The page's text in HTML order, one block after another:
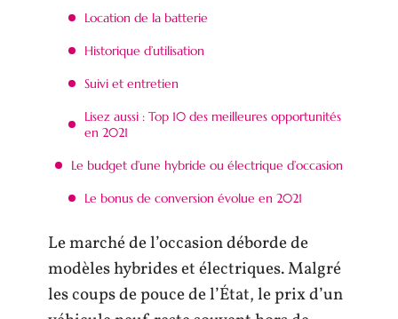
Location de la batterie
Historique d’utilisation
Suivi et entretien
Lisez aussi : Top 10 des meilleures opportunités
en 2021
Le budget d’une hybride ou électrique d’occasion
Le bonus de conversion évolue en 2021
Le marché de l’occasion déborde de
modèles hybrides et électriques. Malgré
les coups de pouce de l’État, le prix d’un